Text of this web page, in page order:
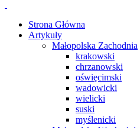
Strona Główna
Artykuły
Małopolska Zachodnia
krakowski
chrzanowski
oświęcimski
wadowicki
wielicki
suski
myślenicki